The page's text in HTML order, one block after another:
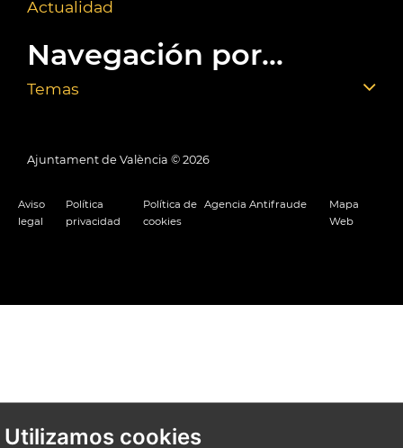
Utilizamos cookies
Actualidad
Navegación por...
Temas
Ajuntament de València © 2026
Aviso
legal
Política
privacidad
Política de
cookies
Agencia Antifraude
Mapa
Web